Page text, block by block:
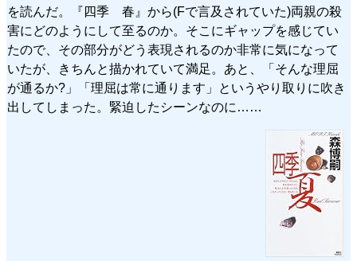
を読んだ。『四季 春』から(Fで言及されていた)両親の殺
害にどのようにして至るのか。そこにギャップを感じてい
たので、その部分がどう表現されるのか非常に気になって
いたが、きちんと描かれていて満足。あと、「そんな理屈
が通るか?」「理屈は常に通ります」というやり取りに吹き
出してしまった。緊迫したシーンなのに……